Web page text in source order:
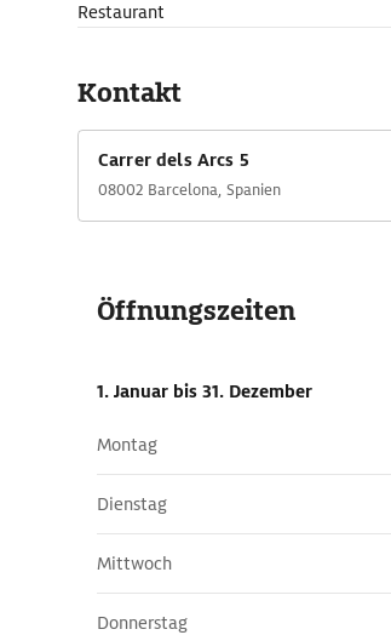
Restaurant
Kontakt
Carrer dels Arcs 5
08002 Barcelona, Spanien
Öffnungszeiten
1. Januar bis 31. Dezember
Montag
Dienstag
Mittwoch
Donnerstag